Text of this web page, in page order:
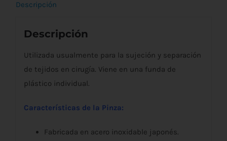
Descripción
Descripción
Utilizada usualmente para la sujeción y separación
de tejidos en cirugía. Viene en una funda de
plástico individual.
Características de la Pinza:
Fabricada en acero inoxidable japonés.